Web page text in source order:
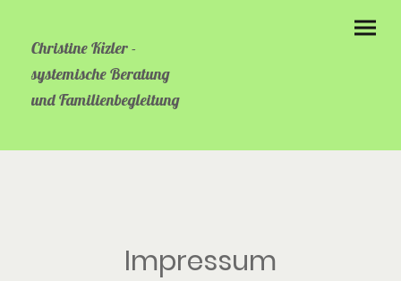
Christine Kizler -
systemische Beratung
und Familienbegleitung
Impressum